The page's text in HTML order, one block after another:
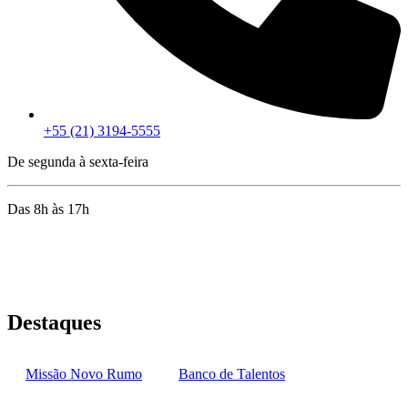
+55 (21) 3194-5555
De segunda à sexta-feira
Das 8h às 17h
Destaques
Missão Novo Rumo Banco de Talentos